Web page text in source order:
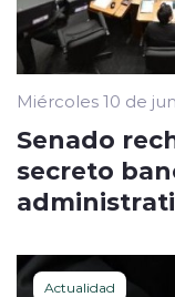
Miércoles 10 de
Senado
secreto
Actualidad